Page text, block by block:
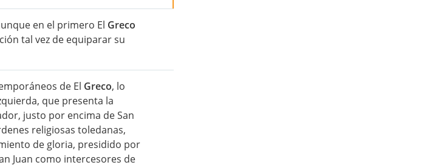
en el primero El Greco
tal vez de equiparar su
de El Greco, lo
que presenta la
justo por encima de San
religiosas toledanas,
de gloria, presidido por
Juan como intercesores de